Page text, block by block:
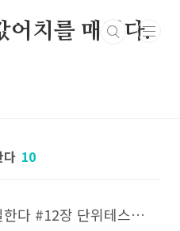
어치를 매긴다.
다 10
구글 엔지니어는 이렇게 일한다 #12장 단위테스트를 읽고